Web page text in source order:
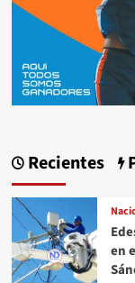
Recientes
en